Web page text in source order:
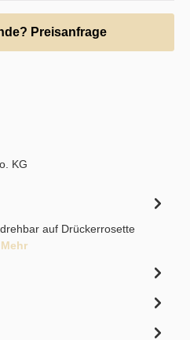
Preisanfrage
KG
auf Drückerrosette
Mehr